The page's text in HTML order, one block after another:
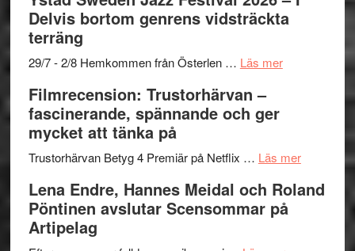
stipendium
Det
grönaste
–
och
lättsam
Delvis bortom genrens vidsträckta
terräng
29/7 - 2/8 Hemkommen från Österlen … Läs merom
2026
I
Delvis
Filmrecension: Trustorhärvan –
fascinerande, spännande och ger
mycket att tänka på
Trustorhärvan Betyg 4 Premiär på Netflix … Läs merom
Lena Endre, Hannes Meidal och Roland
Pöntinen avslutar Scensommar på
Artipelag